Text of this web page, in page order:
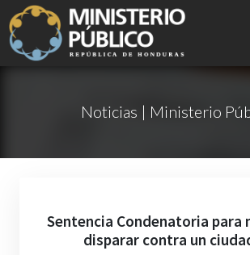
Noticias | Ministerio
Sentencia Condenatoria para
disparar contra un